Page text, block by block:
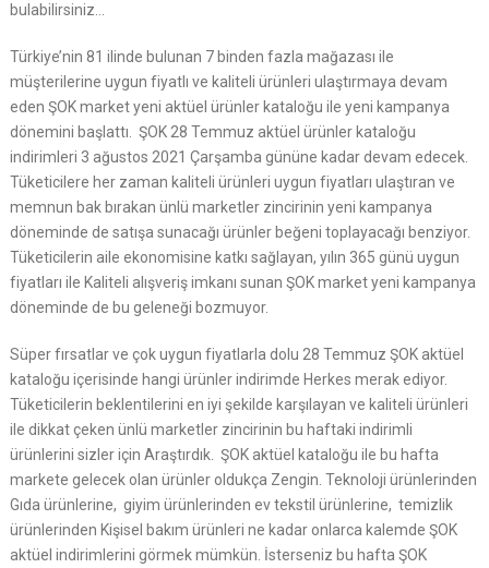
bulabilirsiniz…
Türkiye’nin 81 ilinde bulunan 7 binden fazla mağazası ile
müşterilerine uygun fiyatlı ve kaliteli ürünleri ulaştırmaya devam
eden ŞOK market yeni aktüel ürünler kataloğu ile yeni kampanya
dönemini başlattı. ŞOK 28 Temmuz aktüel ürünler kataloğu
indirimleri 3 ağustos 2021 Çarşamba gününe kadar devam edecek.
Tüketicilere her zaman kaliteli ürünleri uygun fiyatları ulaştıran ve
memnun bak bırakan ünlü marketler zincirinin yeni kampanya
döneminde de satışa sunacağı ürünler beğeni toplayacağı benziyor.
Tüketicilerin aile ekonomisine katkı sağlayan, yılın 365 günü uygun
fiyatları ile Kaliteli alışveriş imkanı sunan ŞOK market yeni kampanya
döneminde de bu geleneği bozmuyor.
Süper fırsatlar ve çok uygun fiyatlarla dolu 28 Temmuz ŞOK aktüel
kataloğu içerisinde hangi ürünler indirimde Herkes merak ediyor.
Tüketicilerin beklentilerini en iyi şekilde karşılayan ve kaliteli ürünleri
ile dikkat çeken ünlü marketler zincirinin bu haftaki indirimli
ürünlerini sizler için Araştırdık. ŞOK aktüel kataloğu ile bu hafta
markete gelecek olan ürünler oldukça Zengin. Teknoloji ürünlerinden
Gıda ürünlerine, giyim ürünlerinden ev tekstil ürünlerine, temizlik
ürünlerinden Kişisel bakım ürünleri ne kadar onlarca kalemde ŞOK
aktüel indirimlerini görmek mümkün. İsterseniz bu hafta ŞOK